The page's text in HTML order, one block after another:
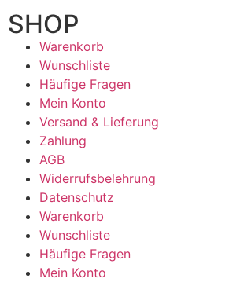
SHOP
Warenkorb
Wunschliste
Häufige Fragen
Mein Konto
Versand & Lieferung
Zahlung
AGB
Widerrufsbelehrung
Datenschutz
Warenkorb
Wunschliste
Häufige Fragen
Mein Konto